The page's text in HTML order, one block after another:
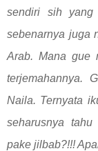
sendiri sih yang
sebenarnya juga
Arab. Mana gue
terjemahannya.
Naila. Ternyata
seharusnya
pake jilbab?!!!